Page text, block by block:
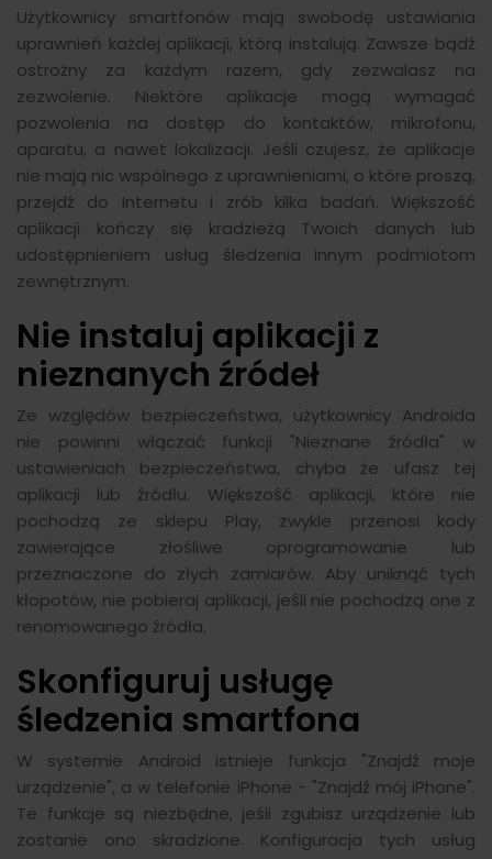
Użytkownicy smartfonów mają swobodę ustawiania
uprawnień każdej aplikacji, którą instalują. Zawsze bądź
ostrożny za każdym razem, gdy zezwalasz na
zezwolenie. Niektóre aplikacje mogą wymagać
pozwolenia na dostęp do kontaktów, mikrofonu,
aparatu, a nawet lokalizacji. Jeśli czujesz, że aplikacje
nie mają nic wspólnego z uprawnieniami, o które proszą,
przejdź do Internetu i zrób kilka badań. Większość
aplikacji kończy się kradzieżą Twoich danych lub
udostępnieniem usług śledzenia innym podmiotom
zewnętrznym.
Nie instaluj aplikacji z
nieznanych źródeł
Ze względów bezpieczeństwa, użytkownicy Androida
nie powinni włączać funkcji "Nieznane źródła" w
ustawieniach bezpieczeństwa, chyba że ufasz tej
aplikacji lub źródłu. Większość aplikacji, które nie
pochodzą ze sklepu Play, zwykle przenosi kody
zawierające złośliwe oprogramowanie lub
przeznaczone do złych zamiarów. Aby uniknąć tych
kłopotów, nie pobieraj aplikacji, jeśli nie pochodzą one z
renomowanego źródła.
Skonfiguruj usługę
śledzenia smartfona
W systemie Android istnieje funkcja "Znajdź moje
urządzenie", a w telefonie iPhone - "Znajdź mój iPhone".
Te funkcje są niezbędne, jeśli zgubisz urządzenie lub
zostanie ono skradzione. Konfiguracja tych usług